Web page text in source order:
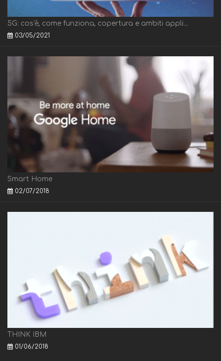
5G: cos'è, come funziona, copertura e ambiti appli...
03/05/2021
Smart Home
02/07/2018
THINK IBM
01/06/2018